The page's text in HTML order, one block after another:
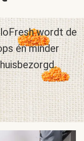
wordt de
én minder